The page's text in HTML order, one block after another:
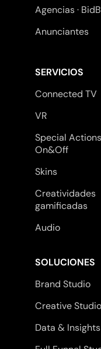
Agencias ·
Anunciantes
SERVICIOS
Connected TV
VR
Special Actions
On&Off
Skins
Creatividades
gamificadas
Audio
SOLUCIONES
Brand Studio
Creative Studio
Data &